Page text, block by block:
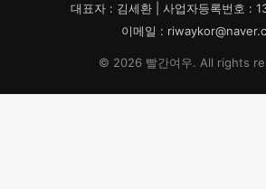
대표자 : 김세환 | 사업자등록번호 :
이메일 :
© 2026 빨간여우. All rights